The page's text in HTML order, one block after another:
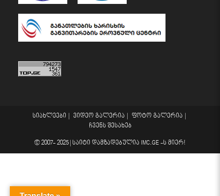
სიახლეები ვიდეო გალერია
ფოტო გალერია
ჩვენს შესახებ
© 2007- 2025 | საიტი დამზადებულია IMC.GE -ს მიერ!